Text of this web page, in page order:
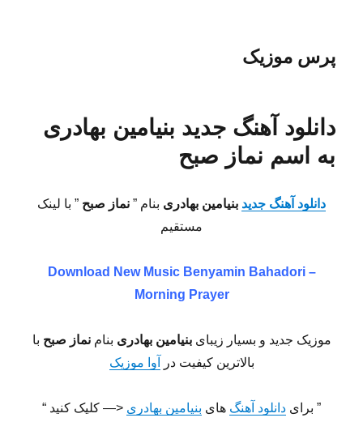
پرس موزیک
دانلود آهنگ جدید بنیامین بهادری
به اسم نماز صبح
دانلود آهنگ جدید بنیامین بهادری بنام ” نماز صبح ” با لینک
مستقیم
Download New Music Benyamin Bahadori –
Morning Prayer
موزیک جدید و بسیار زیبایبنیامین بهادری بنام نماز صبح با
بالاترین کیفیت در
آوا موزیک
” برای دانلود آهنگ های بنیامین بهادری <— کلیک کنید “